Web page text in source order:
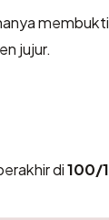
jujur.
di100/